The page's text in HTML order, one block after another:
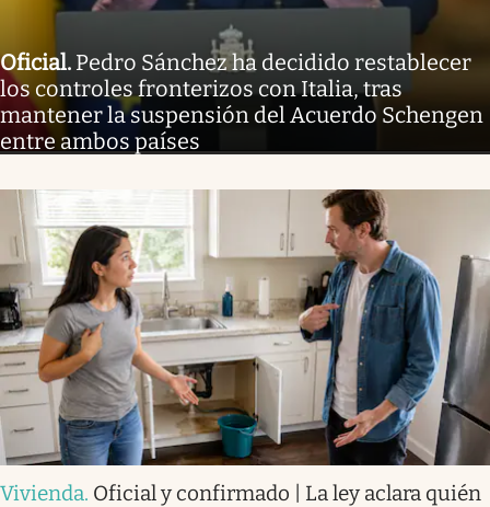
Oficial. Pedro Sánchez ha decidido restablecer
los controles fronterizos con Italia, tras
mantener la suspensión del Acuerdo Schengen
entre ambos países
Vivienda. Oficial y confirmado | La ley aclara quién